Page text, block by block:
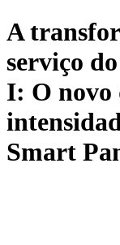
A
serviço
I: O
Smart